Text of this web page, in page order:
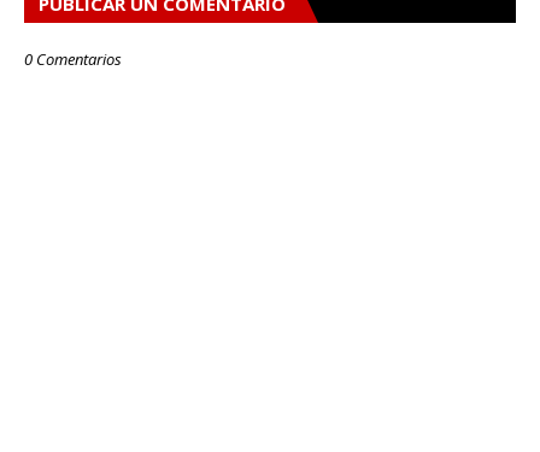
0 Comentarios